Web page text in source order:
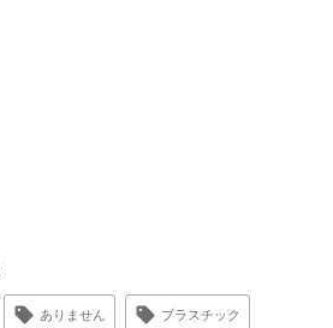
ありません プラスチック